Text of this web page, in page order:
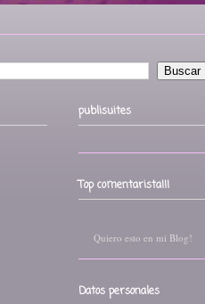
publisuites
Top comentarista!!!
Quiero esto en mi Blog!
Datos personales